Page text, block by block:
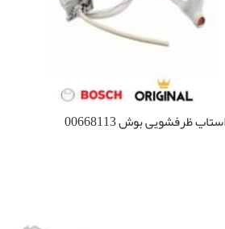
ظرفشویی بوش 00668113